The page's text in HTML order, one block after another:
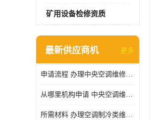
矿用设备检修资质
最新供应商机 更多
申请流程 办理中央空调维修安装资质所需材料
从哪里机构申请 中央空调维修安装资质申请材料
所需材料 办理空调制冷类维修资质有什么要求